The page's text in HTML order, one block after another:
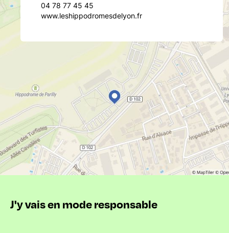
04 78 77 45 45
www.leshippodromesdelyon.fr
J'y vais en mode responsable